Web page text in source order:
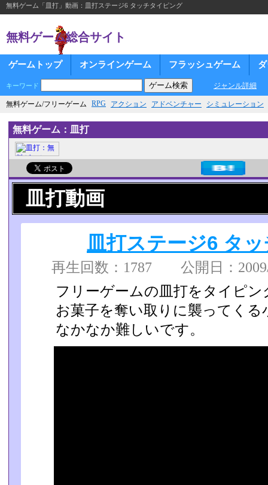
無料ゲーム「皿打」動画：皿打ステージ6 タッチタイピング
無料ゲーム総合サイト
ゲームトップ オンラインゲーム フラッシュゲーム
キーワード ジャンル詳細
無料ゲーム/フリーゲーム RPG アクション アドベンチャー シミュレーション
無料ゲーム：皿打
皿打動画
皿打ステージ6 タ
再生回数：1787 公開日：
フリーゲームの皿打をタイピ
お菓子を奪い取りに襲ってく
なかなか難しいです。